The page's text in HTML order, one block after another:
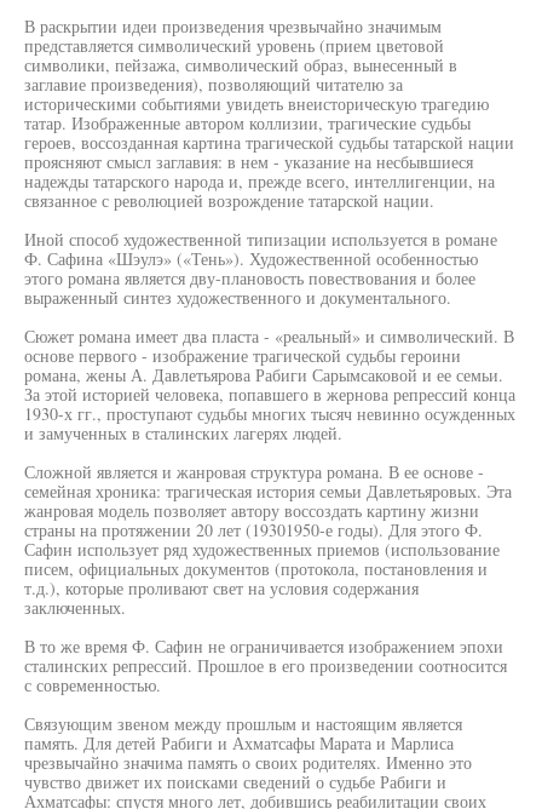
В раскрытии идеи произведения чрезвычайно значимым
представляется символический уровень (прием цветовой
символики, пейзажа, символический образ, вынесенный в
заглавие произведения), позволяющий читателю за
историческими событиями увидеть внеисторическую трагедию
татар. Изображенные автором коллизии, трагические судьбы
героев, воссозданная картина трагической судьбы татарской нации
проясняют смысл заглавия: в нем - указание на несбывшиеся
надежды татарского народа и, прежде всего, интеллигенции, на
связанное с революцией возрождение татарской нации.
Иной способ художественной типизации используется в романе
Ф. Сафина «Шэулэ» («Тень»). Художественной особенностью
этого романа является дву-плановость повествования и более
выраженный синтез художественного и документального.
Сюжет романа имеет два пласта - «реальный» и символический. В
основе первого - изображение трагической судьбы героини
романа, жены А. Давлетьярова Рабиги Сарымсаковой и ее семьи.
За этой историей человека, попавшего в жернова репрессий конца
1930-х гг., проступают судьбы многих тысяч невинно осужденных
и замученных в сталинских лагерях людей.
Сложной является и жанровая структура романа. В ее основе -
семейная хроника: трагическая история семьи Давлетьяровых. Эта
жанровая модель позволяет автору воссоздать картину жизни
страны на протяжении 20 лет (19301950-е годы). Для этого Ф.
Сафин использует ряд художественных приемов (использование
писем, официальных документов (протокола, постановления и
т.д.), которые проливают свет на условия содержания
заключенных.
В то же время Ф. Сафин не ограничивается изображением эпохи
сталинских репрессий. Прошлое в его произведении соотносится
с современностью.
Связующим звеном между прошлым и настоящим является
память. Для детей Рабиги и Ахматсафы Марата и Марлиса
чрезвычайно значима память о своих родителях. Именно это
чувство движет их поисками сведений о судьбе Рабиги и
Ахматсафы: спустя много лет, добившись реабилитации своих